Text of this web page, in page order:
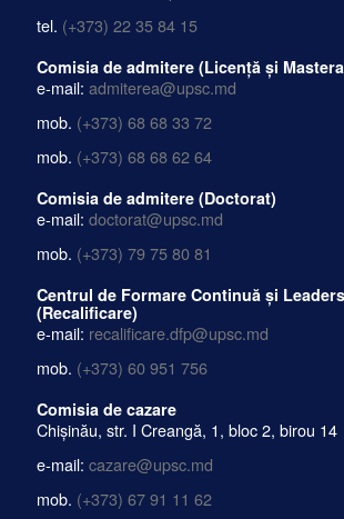
Oficiul Rectorului
e-mail:rectorat@upsc.md
tel.(+373) 22 35 84 15
Comisia de admitere (Licență și Masterat)
e-mail:admiterea@upsc.md
mob.(+373) 68 68 33 72
mob.(+373) 68 68 62 64
Comisia de admitere (Doctorat)
e-mail:doctorat@upsc.md
mob.(+373) 79 75 80 81
Centrul de Formare Continuă și
(Recalificare)
e-mail:recalificare.dfp@upsc.md
mob.(+373) 60 951 756
Comisia de cazare
Chișinău, str. I Creangă, 1, bloc 2, birou 14